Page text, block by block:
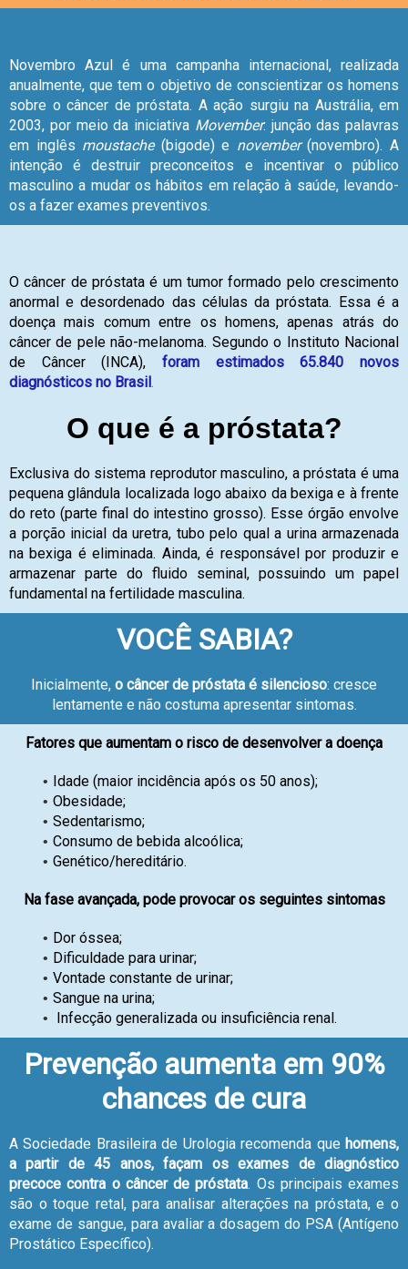
Novembro Azul é uma campanha internacional, realizada
anualmente, que tem o objetivo de conscientizar os homens
sobre o câncer de próstata. A ação surgiu na Austrália, em
2003, por meio da iniciativa Movember: junção das palavras
em inglês moustache(bigode) e november(novembro). A
intenção é destruir preconceitos e incentivar o público
masculino a mudar os hábitos em relação à saúde, levando-
os a fazer exames preventivos.
O câncer de próstata é um tumor formado pelo crescimento
anormal e desordenado das células da próstata. Essa é a
doença mais comum entre os homens, apenas atrás do
câncer de pele não-melanoma. Segundo o Instituto Nacional
de Câncer (INCA),
foram estimados 65.840 novos
diagnósticos no Brasil.
O que é a próstata?
Exclusiva do sistema reprodutor masculino, a próstata é uma
pequena glândula localizada logo abaixo da bexiga e à frente
do reto (parte final do intestino grosso). Esse órgão envolve
a porção inicial da uretra, tubo pelo qual a urina armazenada
na bexiga é eliminada. Ainda, é responsável por produzir e
armazenar parte do fluido seminal, possuindo um papel
fundamental na fertilidade masculina.
VOCÊ SABIA?
Inicialmente, o câncer de próstata é silencioso: cresce
lentamente e não costuma apresentar sintomas.
Fatores que aumentam o risco de desenvolver a doença
Idade (maior incidência após os 50 anos);
Obesidade;
Sedentarismo;
Consumo de bebida alcoólica;
Genético/hereditário.
Na fase avançada, pode provocar os seguintes sintomas
Dor óssea;
Dificuldade para urinar;
Vontade constante de urinar;
Sangue na urina;
Infecção generalizada ou insuficiência renal.
Prevenção aumenta em 90%
chances de cura
A Sociedade Brasileira de Urologia recomenda que homens,
a partir de 45 anos, façam os exames de diagnóstico
precoce contra o câncer de próstata. Os principais exames
são o toque retal, para analisar alterações na próstata, e o
exame de sangue, para avaliar a dosagem do PSA (Antígeno
Prostático Específico).